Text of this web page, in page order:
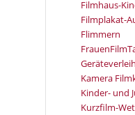
Filmhaus-
Filmplakat-
Flimmern
Geräteverleih
Kamera
Kinder- und
Kurzfilm-